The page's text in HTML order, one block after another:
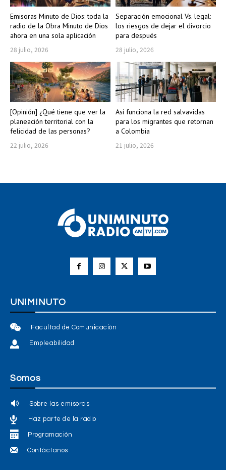
Emisoras Minuto de Dios: toda la
radio de la Obra Minuto de Dios
ahora en una sola aplicación
28 julio, 2026
Separación emocional Vs. legal:
los riesgos de dejar el divorcio
para después
28 julio, 2026
[Opinión] ¿Qué tiene que ver la
planeación territorial con la
felicidad de las personas?
22 julio, 2026
Así funciona la red salvavidas
para los migrantes que retornan
a Colombia
21 julio, 2026
UNIMINUTO
Facultad de Comunicación
Empleabilidad
Somos
Sobre las emisoras
Haz parte de la radio
Programación
Contáctanos